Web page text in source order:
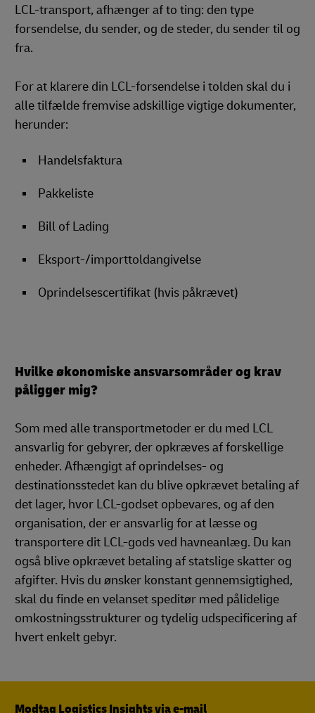
LCL-transport, afhænger af to ting: den type
forsendelse, du sender, og de steder, du sender til og
fra.
For at klarere din LCL-forsendelse i tolden skal du i
alle tilfælde fremvise adskillige vigtige dokumenter,
herunder:
Handelsfaktura
Pakkeliste
Bill of Lading
Eksport-/importtoldangivelse
Oprindelsescertifikat (hvis påkrævet)
Hvilke økonomiske ansvarsområder og krav
påligger mig?
Som med alle transportmetoder er du med LCL
ansvarlig for gebyrer, der opkræves af forskellige
enheder. Afhængigt af oprindelses- og
destinationsstedet kan du blive opkrævet betaling af
det lager, hvor LCL-godset opbevares, og af den
organisation, der er ansvarlig for at læsse og
transportere dit LCL-gods ved havneanlæg. Du kan
også blive opkrævet betaling af statslige skatter og
afgifter. Hvis du ønsker konstant gennemsigtighed,
skal du finde en velanset speditør med pålidelige
omkostningsstrukturer og tydelig udspecificering af
hvert enkelt gebyr.
Modtag Logistics Insights via e-mail